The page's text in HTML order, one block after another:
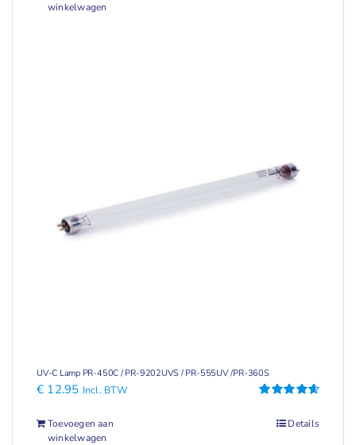
winkelwagen
UV-C Lamp PR-450C / PR-9202UVS / PR-555UV /PR-360S
4.67uit 5
€ 12.95 Incl. BTW
Toevoegen aan
winkelwagen
Details